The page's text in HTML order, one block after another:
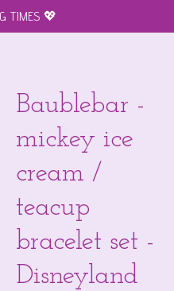
Baublebar -
mickey ice
cream /
teacup
bracelet set -
Disneyland